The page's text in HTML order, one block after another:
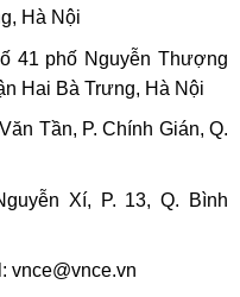
Hà Nội
41 phố Nguyễn Thượng
Hai Bà Trưng, Hà Nội
Tần, P. Chính Gián, Q.
Xí, P. 13, Q. Bình
vnce@vnce.vn